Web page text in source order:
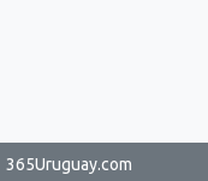
365Uruguay.com